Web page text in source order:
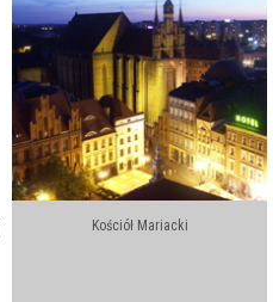
Kościół Mariacki